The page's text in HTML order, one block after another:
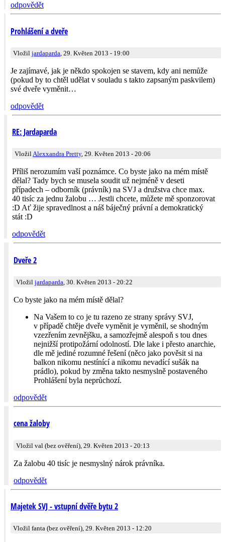
odpovědět
Prohlášení a dveře
Vložil jardaparda , 29. Květen 2013 - 19:00
Je zajímavé, jak je někdo spokojen se stavem, kdy ani nemůže
(pokud by to chtěl udělat v souladu s takto zapsaným paskvilem)
své dveře vyměnit…
odpovědět
RE: Jardaparda
VložilAlexxandra Pretty, 29. Květen 2013 - 20:06
Příliš nerozumím vaší poznámce. Co byste jako na mém místě
dělal? Tady bych se musela soudit už nejméně v deseti
případech – odborník (právník) na SVJ a družstva chce max.
40 tisíc za jednu žalobu … Jestli chcete, můžete mě sponzorovat
:D Ať žije spravedlnost a náš báječný právní a demokratický
stát :D
odpovědět
Dveře 2
Vložil jardaparda, 30. Květen 2013 - 20:22
Co byste jako na mém místě dělal?
Na Vašem to co je tu razeno ze strany správy SVJ,
v případě chtěje dveře vyměnit je vyměnil, se shodným
vzezřením zevnějšku, a samozřejmě alespoň s tou dnes
nejnižší protipožární odolností. Dle lake i přesto anarchie,
dle mě jediné rozumné řešení (něco jako pověsit si na
balkon nikomu nestínící a nikomu nevadící sušák na
prádlo), pokud by změna takto nesmyslně postaveného
Prohlášení byla neprůchozí.
odpovědět
cena žaloby
Vložil val (bez ověření), 29. Květen 2013 - 20:13
Za žalobu 40 tisíc je nesmyslný nárok právníka.
odpovědět
Majetek SVJ - vstupní dvěře bytu 2
Vložil fanta (bez ověření), 29. Květen 2013 - 12:20